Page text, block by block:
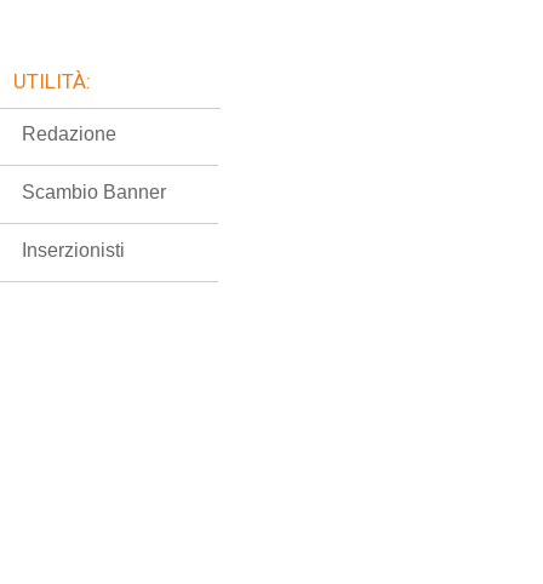
UTILITÀ:
Redazione
Scambio Banner
Inserzionisti